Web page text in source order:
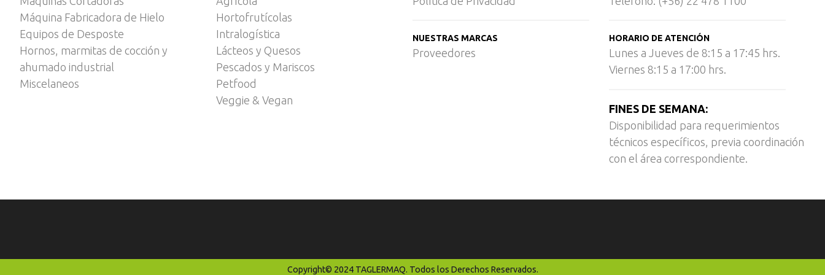
Máquina Fabricadora de Hielo
Equipos de Desposte
Hornos, marmitas de cocción y
ahumado industrial
Miscelaneos
Hortofrutícolas
Intralogística
Lácteos y Quesos
Pescados y Mariscos
Petfood
Veggie & Vegan
NUESTRAS MARCAS
Proveedores
HORARIO DE ATENCIÓN
Lunes a Jueves de 8:15 a 17:45 hrs.
Viernes 8:15 a 17:00 hrs.
FINES DE SEMANA:
Disponibilidad para requerimientos
técnicos específicos, previa coordinación
con el área correspondiente.
Copyright© 2024 TAGLERMAQ. Todos los Derechos Reservados.